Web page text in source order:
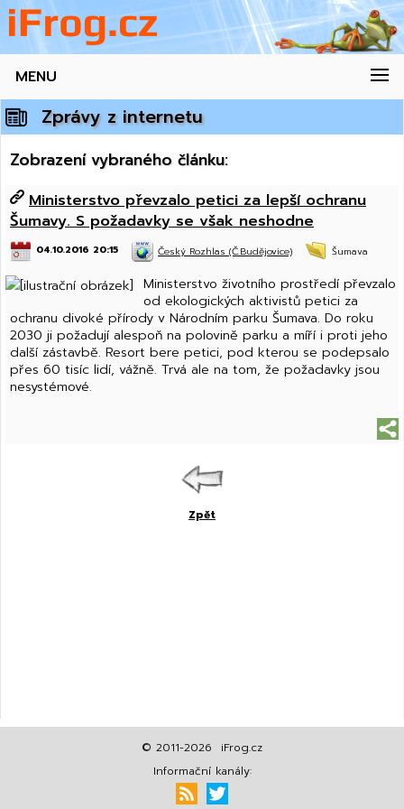
MENU
Zprávy z internetu
Zobrazení vybraného článku:
Ministerstvo převzalo petici za lepší ochranu
Šumavy. S požadavky se však neshodne
04.10.2016 20:15 Český Rozhlas (Č.Budějovice) Šumava
Ministerstvo životního prostředí převzalo
od ekologických aktivistů petici za
ochranu divoké přírody v Národním parku Šumava. Do roku
2030 ji požadují alespoň na polovině parku a míří i proti jeho
další zástavbě. Resort bere petici, pod kterou se podepsalo
přes 60 tisíc lidí, vážně. Trvá ale na tom, že požadavky jsou
nesystémové.
Zpět
© 2011-2026 iFrog.cz
Informační kanály: